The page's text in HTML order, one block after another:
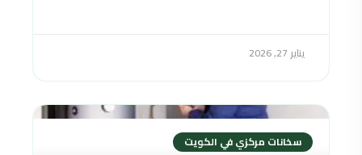
يناير 27, 2026
سخانات مركزي في الكويت